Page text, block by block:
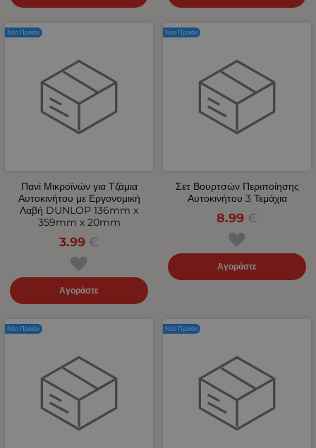
Πανί Μικροϊνών για Τζάμια
Αυτοκινήτου με Εργονομική
Λαβή DUNLOP 136mm x
359mm x 20mm
3.99 €
Αγοράστε
Νέο Προϊόν
Σετ Βουρτσών Περιποίησης
Αυτοκινήτου 3 Τεμάχια
8.99 €
Αγοράστε
Νέο Προϊόν
Νέο Προϊόν Νέο Προϊόν